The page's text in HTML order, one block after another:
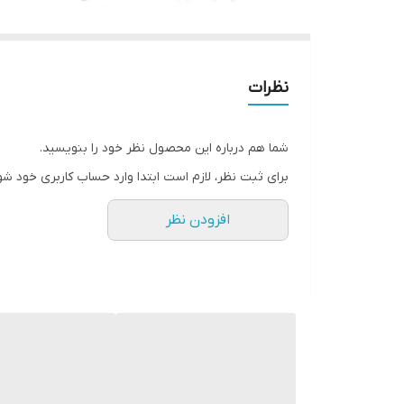
نظرات
شما هم درباره این محصول نظر خود را بنویسید.
برای ثبت نظر، لازم است ابتدا وارد حساب کاربری خود
افزودن نظر